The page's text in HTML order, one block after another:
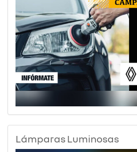
Lámparas Luminosas